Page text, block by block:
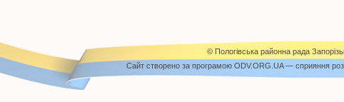
© Пологівська районна рада
Cайт створено за програмою ODV.ORG.UA — сприяння